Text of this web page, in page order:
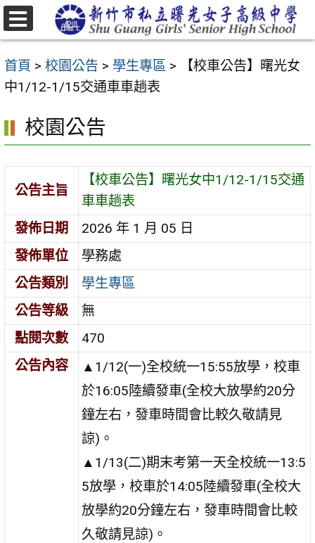
跳
至
要
內
區
首頁 > 校園公告 > 學生專區 >
【校車公告】曙光女
中1/12-1/15交通車車趟表
校園公告
公告主旨
【校車公告】曙光女中1/12-1/15交通
車車趟表
發佈日期
2026 年 1 月 05 日
發佈單位
學務處
公告類別
學生專區
公告等級
無
點閱次數
470
公告內容
▲1/12(一)全校統一15:55放學，校車
於16:05陸續發車(全校大放學約20分
鐘左右，發車時間會比較久敬請見
諒)。
▲1/13(二)期末考第一天全校統一13:5
5放學，校車於14:05陸續發車(全校大
放學約20分鐘左右，發車時間會比較
久敬請見諒)。
選
單